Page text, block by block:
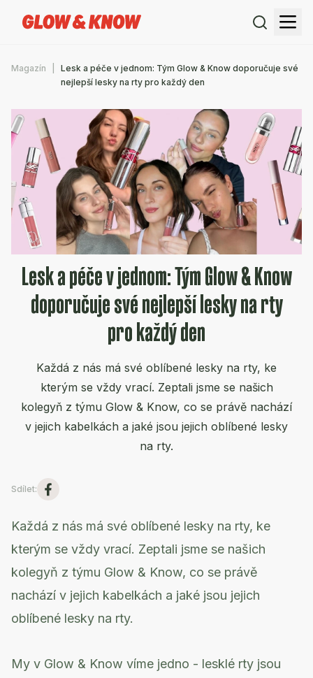
Magazín
Lesk a péče v jednom: Tým Glow & Know doporučuje své
nejlepší lesky na rty pro každý den
Lesk a péče v jednom: Tým Glow & Know
doporučuje své nejlepší lesky na rty
pro každý den
Každá z nás má své oblíbené lesky na rty, ke
kterým se vždy vrací. Zeptali jsme se našich
kolegyň z týmu Glow & Know, co se právě nachází
v jejich kabelkách a jaké jsou jejich oblíbené lesky
na rty.
Sdílet:
Každá z nás má své oblíbené lesky na rty, ke
kterým se vždy vrací. Zeptali jsme se našich
kolegyň z týmu Glow & Know, co se právě
nachází v jejich kabelkách a jaké jsou jejich
oblíbené lesky na rty.
My v Glow & Know víme jedno - lesklé rty jsou